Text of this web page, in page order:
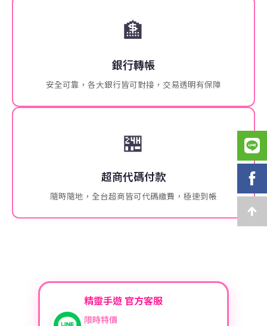
🏦
銀行轉帳
安全可靠，各大銀行皆可對接，交易透明有保障
🏪
超商代碼付款
隨時隨地，全台超商皆可代碼繳費，極速到帳
精靈手遊 官方客服
限時特價